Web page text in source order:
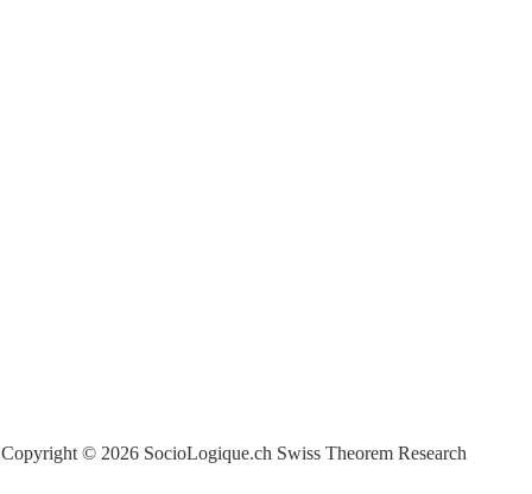
Copyright © 2026 SocioLogique.ch Swiss Theorem Research